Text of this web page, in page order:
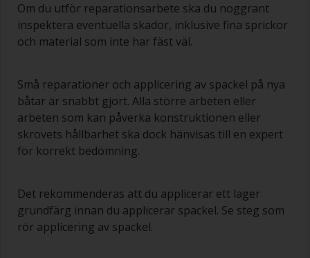
Om du utför reparationsarbete ska du noggrant
inspektera eventuella skador, inklusive fina sprickor
och material som inte har fäst väl.
Små reparationer och applicering av spackel på nya
båtar är snabbt gjort. Alla större arbeten eller
arbeten som kan påverka konstruktionen eller
skrovets hållbarhet ska dock hänvisas till en expert
för korrekt bedömning.
Det rekommenderas att du applicerar ett lager
grundfärg innan du applicerar spackel. Se steg som
rör applicering av spackel.